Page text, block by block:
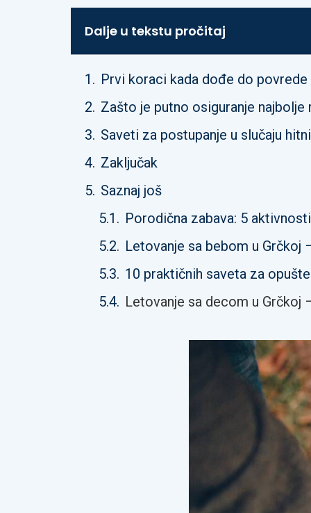
Dalje u tekstu pročitaj
Prvi koraci kada dođe do
Zašto je putno osiguranje najbolje
Saveti za postupanje u slučaju
Zaključak
Saznaj još
Porodična zabava: 5
Letovanje sa bebom u
10 praktičnih saveta za
Letovanje sa decom u Grčkoj